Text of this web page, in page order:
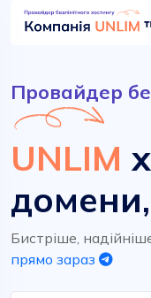
Провайдер
UNLIM
Бистріше,
прямо зараз